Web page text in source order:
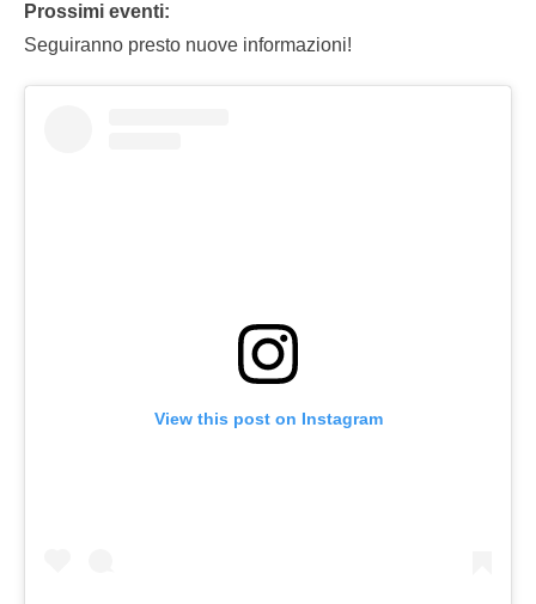
Prossimi eventi:
Seguiranno presto nuove informazioni!
View this post on Instagram